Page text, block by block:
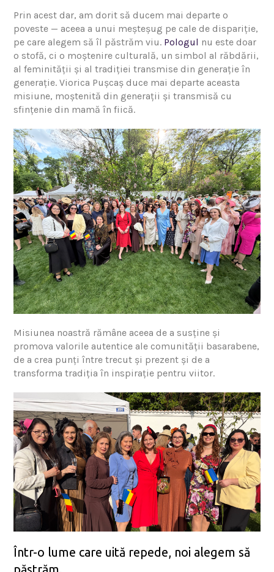
Prin acest dar, am dorit să ducem mai departe o
poveste — aceea a unui meșteșug pe cale de dispariție,
pe care alegem să îl păstrăm viu. Pologul nu este doar
o stofă, ci o moștenire culturală, un simbol al răbdării,
al feminității și al tradiției transmise din generație în
generație. Viorica Pușcaș duce mai departe aceasta
misiune, moștenită din generații și transmisă cu
sfințenie din mamă în fiică.
Misiunea noastră rămâne aceea de a susține și
promova valorile autentice ale comunității basarabene,
de a crea punți între trecut și prezent și de a
transforma tradiția în inspirație pentru viitor.
Într-o lume care uită repede, noi alegem să